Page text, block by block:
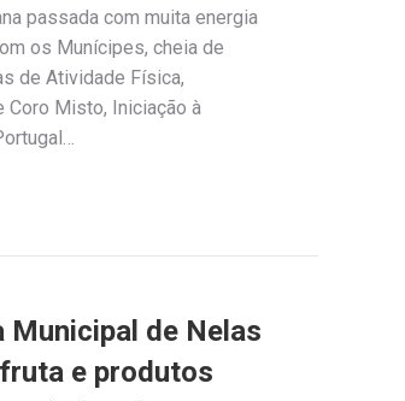
passada com muita energia
os Munícipes, cheia de
de Atividade Física,
Coro Misto, Iniciação à
Municipal de Nelas
e produtos